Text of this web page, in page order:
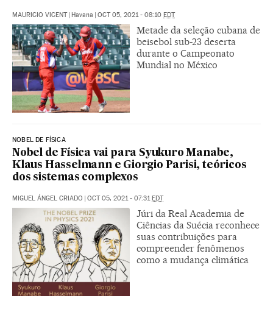
MAURICIO VICENT | Havana | OCT 05, 2021 - 08:10 EDT
Metade da seleção cubana de
beisebol sub-23 deserta
durante o Campeonato
Mundial no México
NOBEL DE FÍSICA
Nobel de Física vai para Syukuro Manabe,
Klaus Hasselmann e Giorgio Parisi, teóricos
dos sistemas complexos
MIGUEL ÁNGEL CRIADO | OCT 05, 2021 - 07:31EDT
Júri da Real Academia de
Ciências da Suécia reconhece
suas contribuições para
compreender fenômenos
como a mudança climática